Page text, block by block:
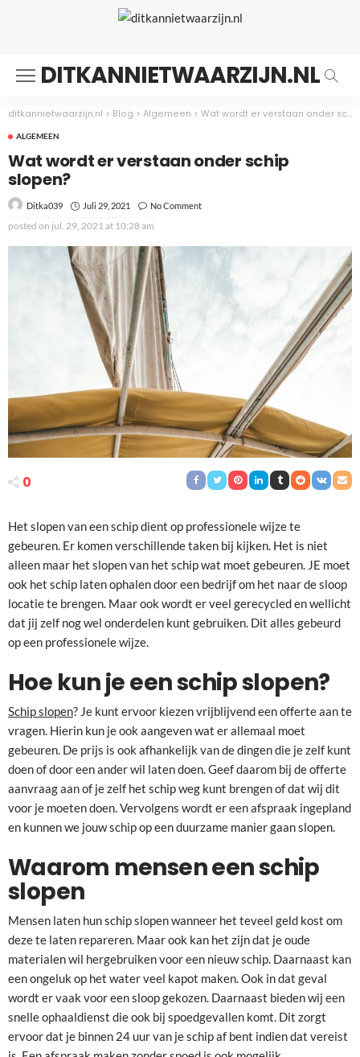
DITKANNIETWAARZIJN.NL
ditkannietwaarzijn.nl > Blog > Algemeen > Wat wordt er verstaan onder schip slopen?
ALGEMEEN
Wat wordt er verstaan onder schip
slopen?
Ditka039 Juli 29, 2021 No Comment
posted on jul. 29, 2021 at 10:28 am
0
Het slopen van een schip dient op professionele wijze te
gebeuren. Er komen verschillende taken bij kijken. Het is niet
alleen maar het slopen van het schip wat moet gebeuren. JE moet
ook het schip laten ophalen door een bedrijf om het naar de sloop
locatie te brengen. Maar ook wordt er veel gerecycled en wellicht
dat jij zelf nog wel onderdelen kunt gebruiken. Dit alles gebeurd
op een professionele wijze.
Hoe kun je een schip slopen?
Schip slopen? Je kunt ervoor kiezen vrijblijvend een offerte aan te
vragen. Hierin kun je ook aangeven wat er allemaal moet
gebeuren. De prijs is ook afhankelijk van de dingen die je zelf kunt
doen of door een ander wil laten doen. Geef daarom bij de offerte
aanvraag aan of je zelf het schip weg kunt brengen of dat wij dit
voor je moeten doen. Vervolgens wordt er een afspraak ingepland
en kunnen we jouw schip op een duurzame manier gaan slopen.
Waarom mensen een schip
slopen
Mensen laten hun schip slopen wanneer het teveel geld kost om
deze te laten repareren. Maar ook kan het zijn dat je oude
materialen wil hergebruiken voor een nieuw schip. Daarnaast kan
een ongeluk op het water veel kapot maken. Ook in dat geval
wordt er vaak voor een sloop gekozen. Daarnaast bieden wij een
snelle ophaaldienst die ook bij spoedgevallen komt. Dit zorgt
ervoor dat je binnen 24 uur van je schip af bent indien dat vereist